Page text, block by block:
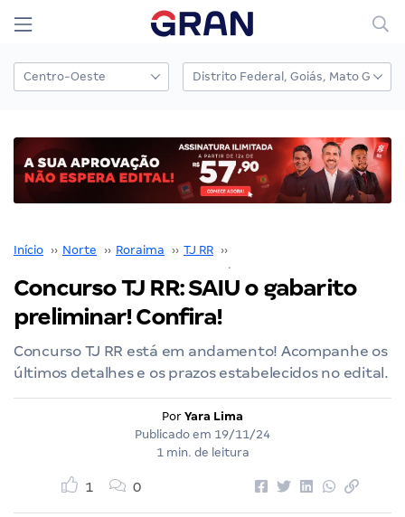
Início ›› Norte ›› Roraima ›› TJ RR ››
Concurso TJ RR: SAIU o gabarito
preliminar! Confira!
Concurso TJ RR está em andamento! Acompanhe os
últimos detalhes e os prazos estabelecidos no edital.
Por Yara Lima
Publicado em 19/11/24
1 min. de leitura
1 0